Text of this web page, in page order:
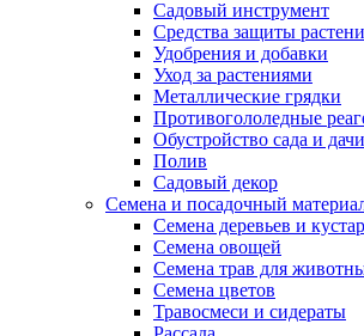
Садовый инструмент
Средства защиты
Удобрения и добавки
Уход за растениями
Металлические грядки
Противогололедные
Обустройство сада и дачи
Полив
Садовый декор
Семена и посадочный
Семена деревьев и
Семена овощей
Семена трав для
Семена цветов
Травосмеси и сидераты